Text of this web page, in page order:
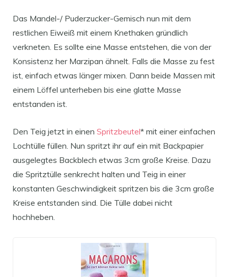
Das Mandel-/ Puderzucker-Gemisch nun mit dem
restlichen Eiweiß mit einem Knethaken gründlich
verkneten. Es sollte eine Masse entstehen, die von der
Konsistenz her Marzipan ähnelt. Falls die Masse zu fest
ist, einfach etwas länger mixen. Dann beide Massen mit
einem Löffel unterheben bis eine glatte Masse
entstanden ist.
Den Teig jetzt in einen Spritzbeutel* mit einer einfachen
Lochtülle füllen. Nun spritzt ihr auf ein mit Backpapier
ausgelegtes Backblech etwas 3cm große Kreise. Dazu
die Spritztülle senkrecht halten und Teig in einer
konstanten Geschwindigkeit spritzen bis die 3cm große
Kreise entstanden sind. Die Tülle dabei nicht
hochheben.